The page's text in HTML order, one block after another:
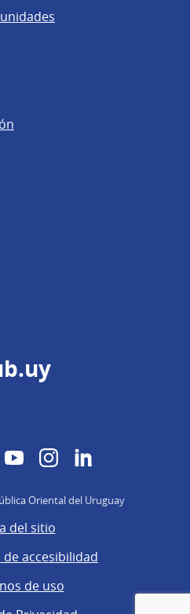
YouTubeInstagram
Oriental del Uruguay
del sitio
accesibilidad
de uso